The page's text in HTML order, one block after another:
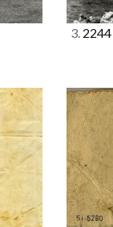
3. 2244